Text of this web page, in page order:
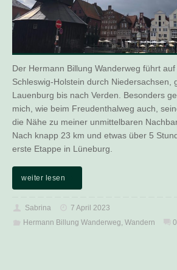
Der Hermann Billung Wanderweg führt
Schleswig-Holstein durch Niedersachsen,
Lauenburg bis nach Verden. Besonders
mich, wie beim Freudenthalweg auch,
die Nähe zu meiner unmittelbaren
Nach knapp 23 km und etwas über 5
erste Etappe in Lüneburg.
weiter lesen
Sabrina
7 April 2023
Hermann Billung Wanderweg, Wandern 0